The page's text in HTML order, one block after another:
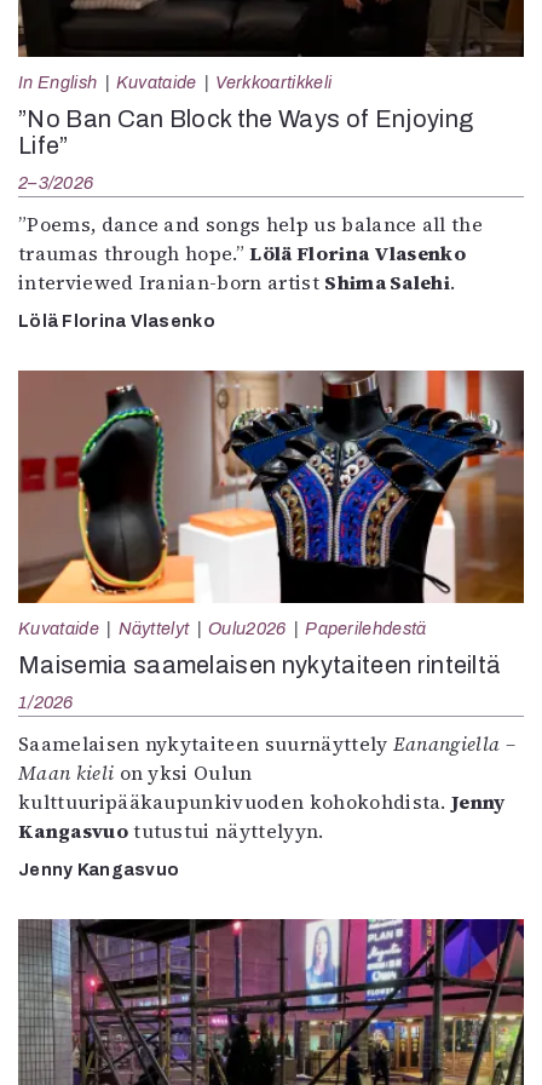
In English Kuvataide Verkkoartikkeli
”No Ban Can Block the Ways of Enjoying
Life”
2–3/2026
”Poems, dance and songs help us balance all the
traumas through hope.”Lölä Florina Vlasenko
interviewed Iranian-born artist Shima Salehi.
Lölä Florina Vlasenko
Kuvataide Näyttelyt Oulu2026 Paperilehdestä
Maisemia saamelaisen nykytaiteen rinteiltä
1/2026
Saamelaisen nykytaiteen suurnäyttely Eanangiella –
Maan kieli on yksi Oulun
kulttuuripääkaupunkivuoden kohokohdista.Jenny
Kangasvuotutustui näyttelyyn.
Jenny Kangasvuo